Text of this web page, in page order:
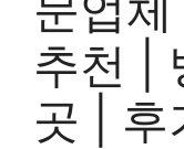
추천 |
곳 | 후